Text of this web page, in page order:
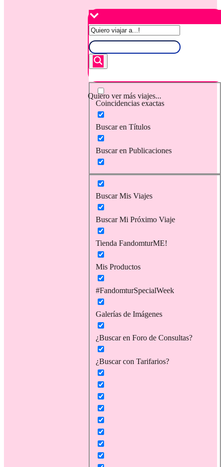
Quiero ver más viajes...
Coincidencias exactas
Buscar en Títulos
Buscar en Publicaciones
Buscar Mis Viajes
Buscar Mi Próximo Viaje
Tienda FandomturME!
Mis Productos
#FandomturSpecialWeek
Galerías de Imágenes
¿Buscar en Foro de Consultas?
¿Buscar con Tarifarios?